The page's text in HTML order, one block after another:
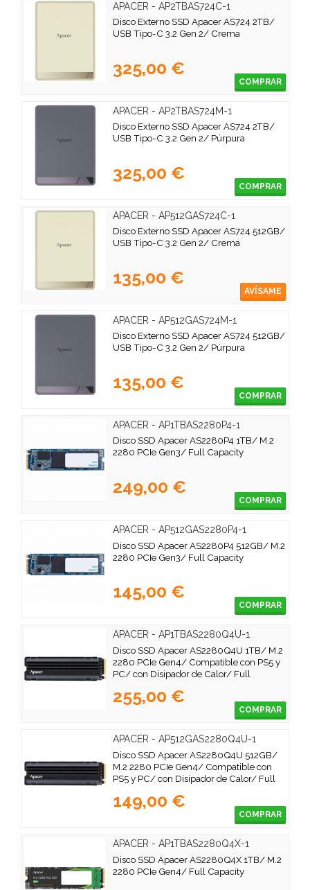
APACER - AP2TBAS724C-1
Disco Externo SSD Apacer AS724 2TB/
USB Tipo-C 3.2 Gen 2/ Crema
325,00 €
COMPRAR
APACER - AP2TBAS724M-1
Disco Externo SSD Apacer AS724 2TB/
USB Tipo-C 3.2 Gen 2/ Púrpura
325,00 €
COMPRAR
APACER - AP512GAS724C-1
Disco Externo SSD Apacer AS724 512GB/
USB Tipo-C 3.2 Gen 2/ Crema
135,00 €
AVÍSAME
APACER - AP512GAS724M-1
Disco Externo SSD Apacer AS724 512GB/
USB Tipo-C 3.2 Gen 2/ Púrpura
135,00 €
COMPRAR
APACER - AP1TBAS2280P4-1
Disco SSD Apacer AS2280P4 1TB/ M.2
2280 PCIe Gen3/ Full Capacity
249,00 €
COMPRAR
APACER - AP512GAS2280P4-1
Disco SSD Apacer AS2280P4 512GB/ M.2
2280 PCIe Gen3/ Full Capacity
145,00 €
COMPRAR
APACER - AP1TBAS2280Q4U-1
Disco SSD Apacer AS2280Q4U 1TB/ M.2
2280 PCIe Gen4/ Compatible con PS5 y
PC/ con Disipador de Calor/ Full
255,00 €
COMPRAR
APACER - AP512GAS2280Q4U-1
Disco SSD Apacer AS2280Q4U 512GB/
M.2 2280 PCIe Gen4/ Compatible con
PS5 y PC/ con Disipador de Calor/ Full
149,00 €
COMPRAR
APACER - AP1TBAS2280Q4X-1
Disco SSD Apacer AS2280Q4X 1TB/ M.2
2280 PCIe Gen4/ Full Capacity